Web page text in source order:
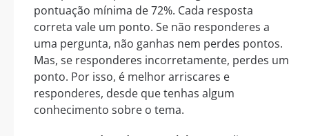
pontuação mínima de 72%. Cada resposta
correta vale um ponto. Se não responderes a
uma pergunta, não ganhas nem perdes pontos.
Mas, se responderes incorretamente, perdes um
ponto. Por isso, é melhor arriscares e
responderes, desde que tenhas algum
conhecimento sobre o tema.